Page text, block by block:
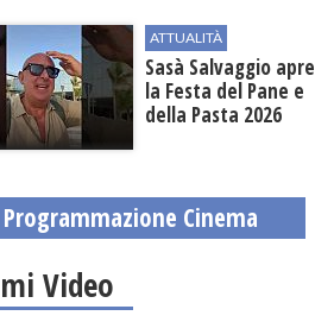
ATTUALITÀ
Sasà Salvaggio apre
la Festa del Pane e
della Pasta 2026
Programmazione Cinema
Video